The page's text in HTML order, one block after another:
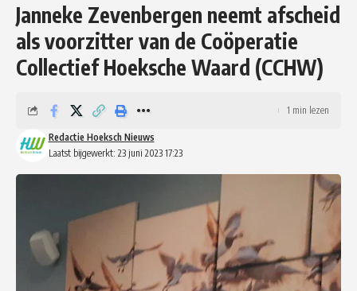
Janneke Zevenbergen neemt afscheid
als voorzitter van de Coöperatie
Collectief Hoeksche Waard (CCHW)
Laatst bijgewerkt: 23 juni 2023 17:23
Redactie Hoeksch Nieuws
1 min lezen